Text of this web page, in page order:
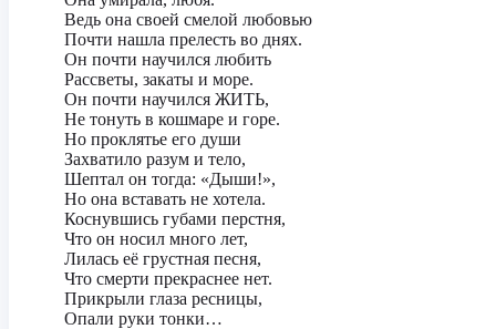
Ведь она своей смелой любовью
Почти нашла прелесть во днях.
Он почти научился любить
Рассветы, закаты и море.
Он почти научился ЖИТЬ,
Не тонуть в кошмаре и горе.
Но проклятье его души
Захватило разум и тело,
Шептал он тогда: «Дыши!»,
Но она вставать не хотела.
Коснувшись губами перстня,
Что он носил много лет,
Лилась её грустная песня,
Что смерти прекраснее нет.
Прикрыли глаза ресницы,
Опали руки тонки…